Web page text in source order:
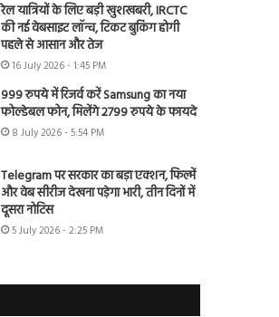
रेल यात्रियों के लिए बड़ी खुशखबरी, IRCTC
की नई वेबसाइट लॉन्च, टिकट बुकिंग होगी
पहले से आसान और तेज
16 July 2026 - 1:45 PM
999 रुपये में रिजर्व करें Samsung का नया
फोल्डेबल फोन, मिलेंगे 2799 रुपये के फायदे
8 July 2026 - 5:54 PM
Telegram पर सरकार का बड़ा एक्शन, फिल्में
और वेब सीरीज देखना पड़ेगा भारी, तीन दिनों में
दूसरा नोटिस
5 July 2026 - 2:25 PM